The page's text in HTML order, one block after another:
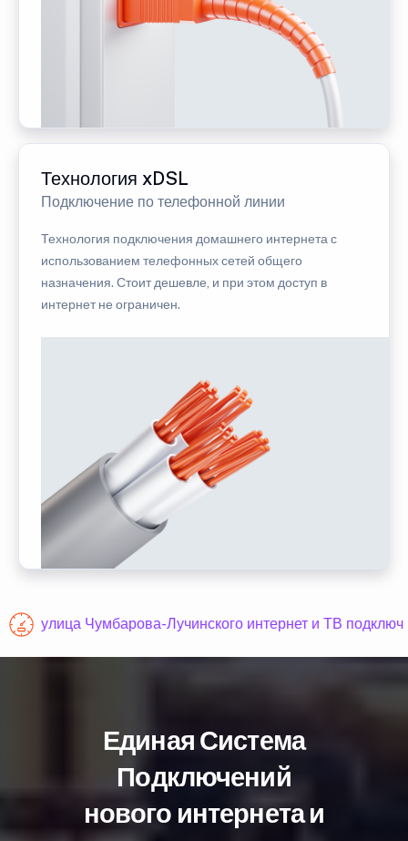
Технология xDSL
Подключение по телефонной линии
Технология подключения домашнего интернета с
использованием телефонных сетей общего
назначения. Стоит дешевле, и при этом доступ в
интернет не ограничен.
улица Чумбарова-Лучинского интернет и ТВ
Единая Система
Подключений
нового интернета и